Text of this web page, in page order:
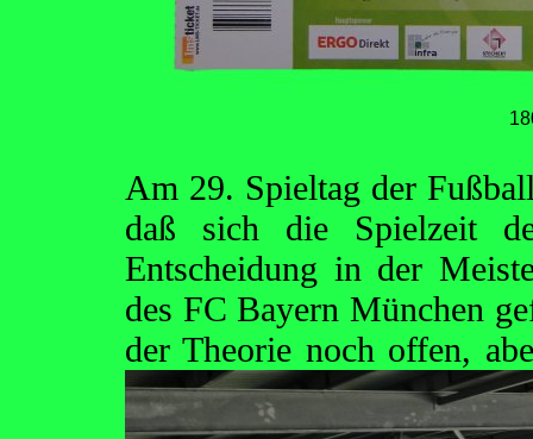
Am 29. Spieltag der
daß sich die Spielzeit
Entscheidung in der
des FC Bayern München
der Theorie noch offen,